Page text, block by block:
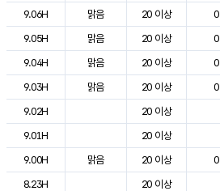
9.06H
맑음 20 이상 0
9.05H
맑음 20 이상 0
9.04H
맑음 20 이상 0
9.03H
맑음 20 이상 0
9.02H
20 이상
9.01H
20 이상
9.00H
맑음 20 이상 0
8.23H
20 이상